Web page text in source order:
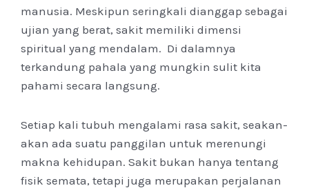
manusia. Meskipun seringkali dianggap sebagai
ujian yang berat, sakit memiliki dimensi
spiritual yang mendalam. Di dalamnya
terkandung pahala yang mungkin sulit kita
pahami secara langsung.
Setiap kali tubuh mengalami rasa sakit, seakan-
akan ada suatu panggilan untuk merenungi
makna kehidupan. Sakit bukan hanya tentang
fisik semata, tetapi juga merupakan perjalanan